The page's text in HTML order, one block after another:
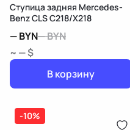
Ступица задняя Mercedes-
Benz CLS C218/X218
—BYN—BYN
~ — $
В корзину
-10%